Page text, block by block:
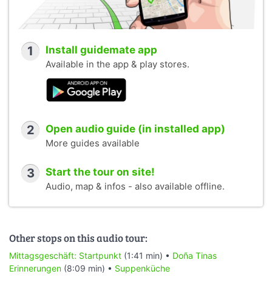
1 Install guidemate app
Available in the app & play stores.
2 Open audio guide (in installed app)
More guides available
3 Start the tour on site!
Audio, map & infos - also available offline.
Other stops on this audio tour:
Mittagsgeschäft: Startpunkt (1:41 min) • Doña Tinas
Erinnerungen (8:09 min) • Suppenküche